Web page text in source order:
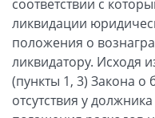
соответствии с
ликвидации
положения о
ликвидатору. Исходя
(пункты 1, 3) Закона о
отсутствия у